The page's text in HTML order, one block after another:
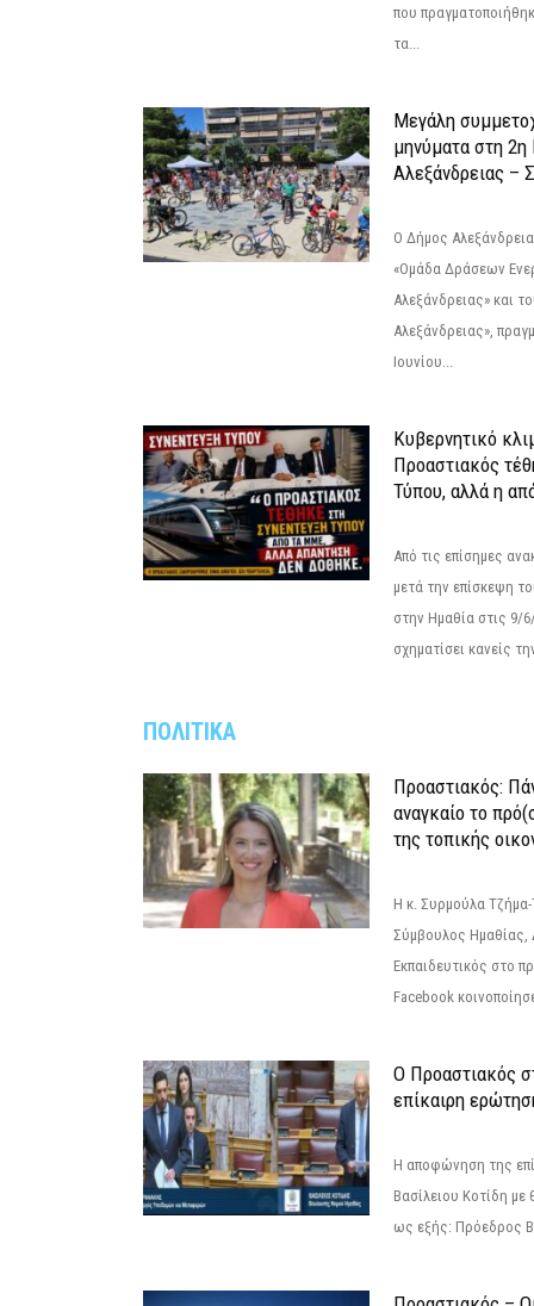
που
τα...
Μεγάλη
μηνύματα στη
Αλεξάνδρειας –
Ο Δήμος
«Ομάδα Δράσεων
Αλεξάνδρειας» και
Αλεξάνδρειας»,
Ιουνίου...
Κυβερνητικό
Προαστιακός
Τύπου, αλλά η
Από τις επίσημες
μετά την επίσκεψη
στην Ημαθία στις 9/
σχηματίσει κανείς
ΠΟΛΙΤΙΚΑ
Προαστιακός:
αναγκαίο το
της τοπικής
Η κ. Συρμούλα
Σύμβουλος Ημαθίας,
Εκπαιδευτικός στο
Facebook
Ο Προαστιακός
επίκαιρη
Η αποφώνηση της
Βασίλειου Κοτίδη με
ως εξής: Πρόεδρος